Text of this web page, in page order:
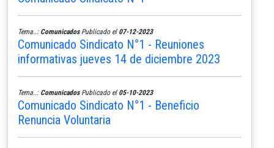
Tema..: ComunicadosPublicado el 07-12-2023
Comunicado Sindicato N°1 - Reuniones
informativas jueves 14 de diciembre 2023
Tema..: ComunicadosPublicado el 05-10-2023
Comunicado Sindicato N°1 - Beneficio
Renuncia Voluntaria